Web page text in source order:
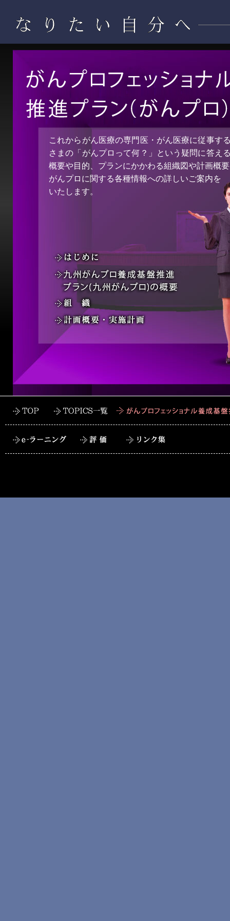
これからがん医療の専門医・がん医療に従事す
さまの「がんプロって何？」という疑問に答え
概要や目的、プランにかかわる組織図や計画概
がんプロに関する各種情報への詳しいご案内を
いたします。